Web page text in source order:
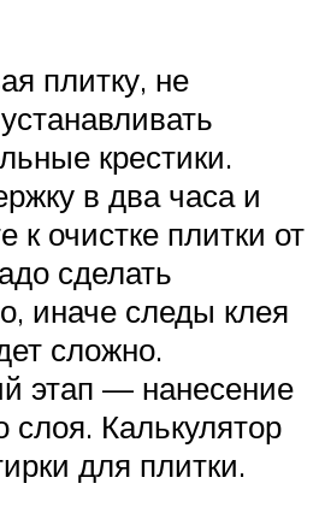
плитку, не
крестики.
в два часа и
к очистке плитки от
сделать
иначе следы клея
сложно.
этап — нанесение
слоя. Калькулятор
для плитки.